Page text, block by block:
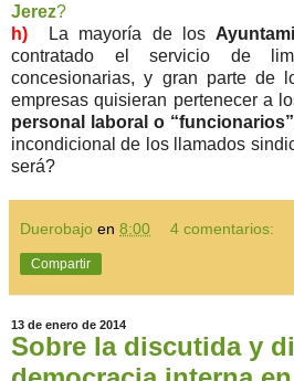
Jerez?
h)
La mayoría de los
contratado el servicio de
concesionarias, y gran parte de
empresas quisieran pertenecer a
personal laboral o “funcionarios”
incondicional de los llamados
será?
Duerobajo en 8:00 4 comentarios:
Compartir
13 de enero de 2014
Sobre la discutida y